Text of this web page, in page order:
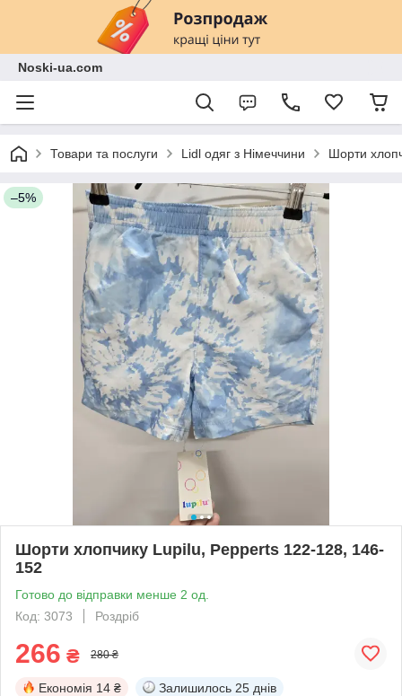
Noski-ua.com
Товари та послуги Lidl одяг з Німеччини Шорти
–5%
Шорти хлопчику Lupilu, Pepperts 122-128, 146-
152
Готово до відправки менше 2 од.
Код: 3073
Роздріб
266 ₴ 280 ₴
Економія 14 ₴ Залишилось 25 днів